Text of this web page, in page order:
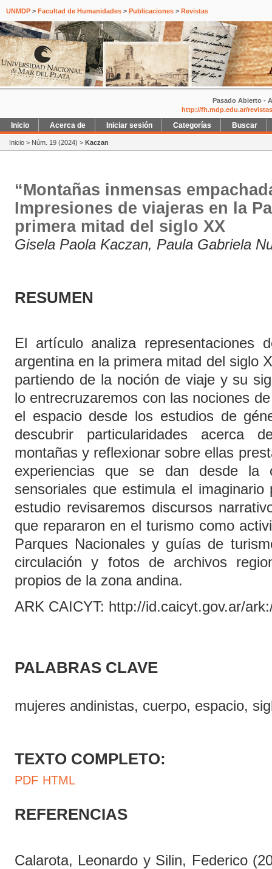
UNMDP > Facultad de Humanidades > Publicaciones > Revistas
Pasado Abierto -
http://fh.mdp.edu.ar/
Inicio Acerca de Iniciar sesión Categorías Buscar
Inicio > Núm. 19 (2024) > Kaczan
“Montañas inmensas
Impresiones de viajeras en la
primera mitad del siglo XX
Gisela Paola Kaczan, Paula Gabriela
RESUMEN
El artículo analiza representaciones
argentina en la primera mitad del siglo
partiendo de la noción de viaje y su
lo entrecruzaremos con las nociones
el espacio desde los estudios de
descubrir particularidades acerca
montañas y reflexionar sobre ellas
experiencias que se dan desde la
sensoriales que estimula el
estudio revisaremos discursos
que repararon en el turismo como
Parques Nacionales y guías de
circulación y fotos de archivos
propios de la zona andina.
ARK CAICYT: http://id.caicyt.gov.ar/
PALABRAS CLAVE
mujeres andinistas, cuerpo, espacio,
TEXTO COMPLETO:
PDF HTML
REFERENCIAS
Calarota, Leonardo y Silin, Federico